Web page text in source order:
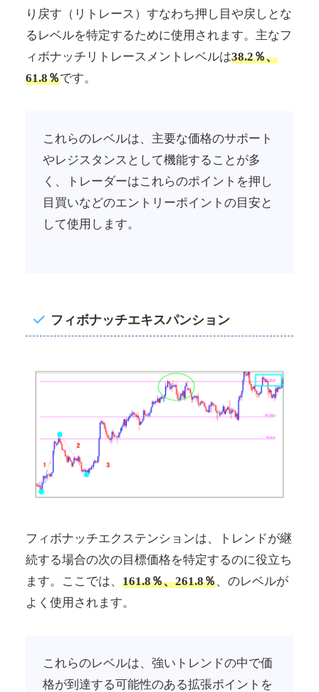
り戻す（リトレース）すなわち押し目や戻しとな
るレベルを特定するために使用されます。主なフ
ィボナッチリトレースメントレベルは38.2％、
61.8％です。
これらのレベルは、主要な価格のサポート
やレジスタンスとして機能することが多
く、トレーダーはこれらのポイントを押し
目買いなどのエントリーポイントの目安と
して使用します。
フィボナッチエキスパンション
フィボナッチエクステンションは、トレンドが継
続する場合の次の目標価格を特定するのに役立ち
ます。ここでは、 161.8％、261.8％、のレベルが
よく使用されます。
これらのレベルは、強いトレンドの中で価
格が到達する可能性のある拡張ポイントを